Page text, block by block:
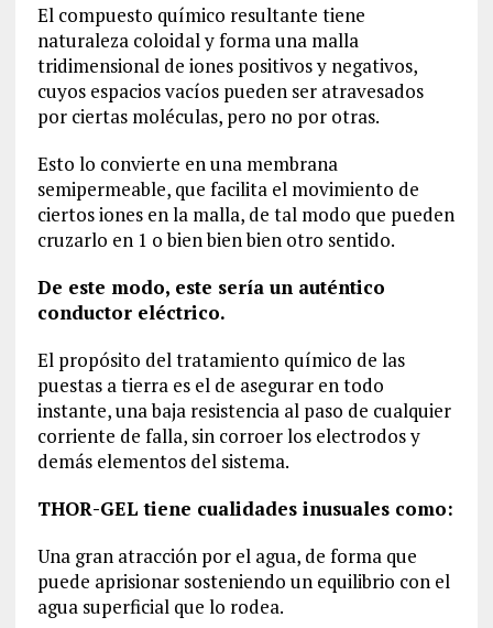
El compuesto químico resultante tiene
naturaleza coloidal y forma una malla
tridimensional de iones positivos y negativos,
cuyos espacios vacíos pueden ser atravesados
por ciertas moléculas, pero no por otras.
Esto lo convierte en una membrana
semipermeable, que facilita el movimiento de
ciertos iones en la malla, de tal modo que pueden
cruzarlo en 1 o bien bien bien otro sentido.
De este modo, este sería un auténtico
conductor eléctrico.
El propósito del tratamiento químico de las
puestas a tierra es el de asegurar en todo
instante, una baja resistencia al paso de cualquier
corriente de falla, sin corroer los electrodos y
demás elementos del sistema.
THOR-GEL tiene cualidades inusuales como:
Una gran atracción por el agua, de forma que
puede aprisionar sosteniendo un equilibrio con el
agua superficial que lo rodea.